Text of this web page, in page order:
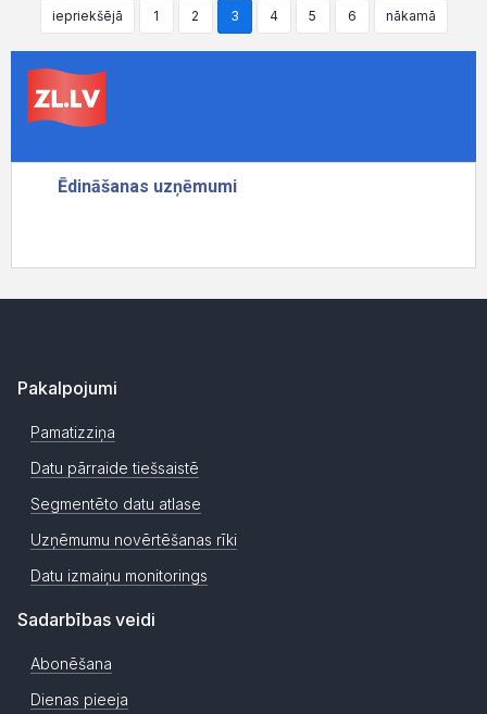
iepriekšējā 1 2 3 4 5 6 nākamā
Pakalpojumi
Pamatizziņa
Datu pārraide tiešsaistē
Segmentēto datu atlase
Uzņēmumu novērtēšanas rīki
Datu izmaiņu monitorings
Sadarbības veidi
Abonēšana
Dienas pieeja